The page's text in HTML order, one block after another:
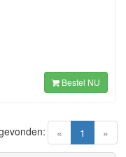
Bestel NU
« 1 (current)
»